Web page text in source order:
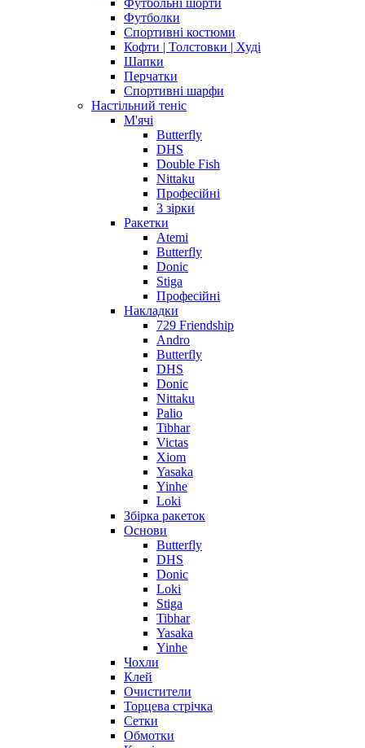
Футбольні шорти
Футболки
Спортивні костюми
Кофти | Толстовки | Худі
Шапки
Перчатки
Спортивні шарфи
Настільний теніс
М'ячі
Butterfly
DHS
Double Fish
Nittaku
Професійні
3 зірки
Ракетки
Atemi
Butterfly
Donic
Stiga
Професійні
Накладки
729 Friendship
Andro
Butterfly
DHS
Donic
Nittaku
Palio
Tibhar
Victas
Xiom
Yasaka
Yinhe
Loki
Збірка ракеток
Основи
Butterfly
DHS
Donic
Loki
Stiga
Tibhar
Yasaka
Yinhe
Чохли
Клей
Очистители
Торцева стрічка
Сетки
Обмотки